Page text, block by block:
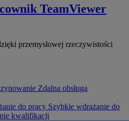
TeamViewer
przemysłowej rzeczywistości
Zdalna obsługa
do pracy Szybkie wdrażanie do
kwalifikacji